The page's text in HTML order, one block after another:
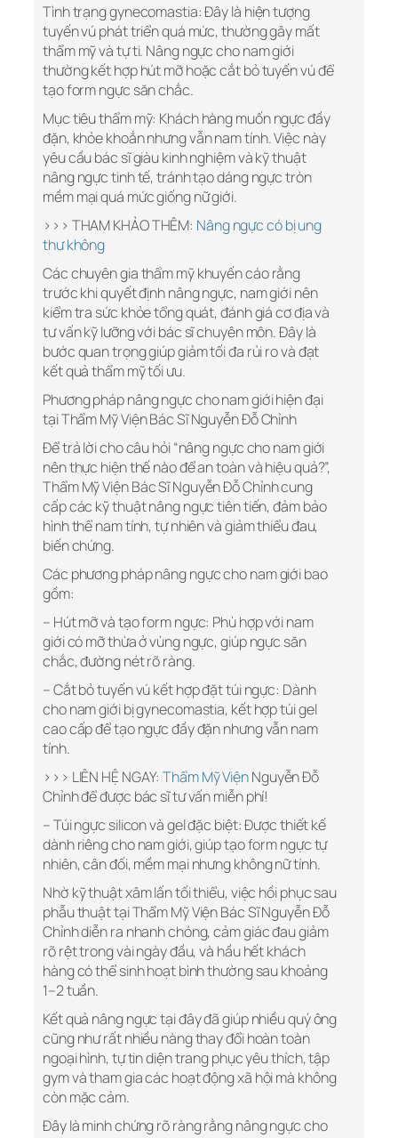
Tình trạng gynecomastia: Đây là hiện tượng
tuyến vú phát triển quá mức, thường gây mất
thẩm mỹ và tự ti. Nâng ngực cho nam giới
thường kết hợp hút mỡ hoặc cắt bỏ tuyến vú để
tạo form ngực săn chắc.
Mục tiêu thẩm mỹ: Khách hàng muốn ngực đầy
đặn, khỏe khoắn nhưng vẫn nam tính. Việc này
yêu cầu bác sĩ giàu kinh nghiệm và kỹ thuật
nâng ngực tinh tế, tránh tạo dáng ngực tròn
mềm mại quá mức giống nữ giới.
>>> THAM KHẢO THÊM: Nâng ngực có bị ung
thư không
Các chuyên gia thẩm mỹ khuyến cáo rằng
trước khi quyết định nâng ngực, nam giới nên
kiểm tra sức khỏe tổng quát, đánh giá cơ địa và
tư vấn kỹ lưỡng với bác sĩ chuyên môn. Đây là
bước quan trọng giúp giảm tối đa rủi ro và đạt
kết quả thẩm mỹ tối ưu.
Phương pháp nâng ngực cho nam giới hiện đại
tại Thẩm Mỹ Viện Bác Sĩ Nguyễn Đỗ Chỉnh
Để trả lời cho câu hỏi “nâng ngực cho nam giới
nên thực hiện thế nào để an toàn và hiệu quả?”,
Thẩm Mỹ Viện Bác Sĩ Nguyễn Đỗ Chỉnh cung
cấp các kỹ thuật nâng ngực tiên tiến, đảm bảo
hình thể nam tính, tự nhiên và giảm thiểu đau,
biến chứng.
Các phương pháp nâng ngực cho nam giới bao
gồm:
– Hút mỡ và tạo form ngực: Phù hợp với nam
giới có mỡ thừa ở vùng ngực, giúp ngực săn
chắc, đường nét rõ ràng.
– Cắt bỏ tuyến vú kết hợp đặt túi ngực: Dành
cho nam giới bị gynecomastia, kết hợp túi gel
cao cấp để tạo ngực đầy đặn nhưng vẫn nam
tính.
>>> LIÊN HỆ NGAY:Thẩm Mỹ ViệnNguyễn Đỗ
Chỉnh để được bác sĩ tư vấn miễn phí!
– Túi ngực silicon và gel đặc biệt: Được thiết kế
dành riêng cho nam giới, giúp tạo form ngực tự
nhiên, cân đối, mềm mại nhưng không nữ tính.
Nhờ kỹ thuật xâm lấn tối thiểu, việc hồi phục sau
phẫu thuật tại Thẩm Mỹ Viện Bác Sĩ Nguyễn Đỗ
Chỉnh diễn ra nhanh chóng, cảm giác đau giảm
rõ rệt trong vài ngày đầu, và hầu hết khách
hàng có thể sinh hoạt bình thường sau khoảng
1–2 tuần.
Kết quả nâng ngực tại đây đã giúp nhiều quý ông
cũng như rất nhiều nàng thay đổi hoàn toàn
ngoại hình, tự tin diện trang phục yêu thích, tập
gym và tham gia các hoạt động xã hội mà không
còn mặc cảm.
Đây là minh chứng rõ ràng rằng nâng ngực cho